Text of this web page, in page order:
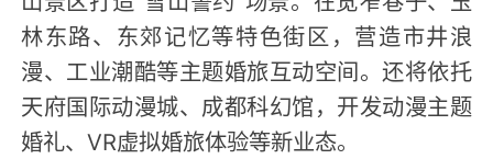
林东路、东郊记忆等特色街区，营造市井浪
漫、工业潮酷等主题婚旅互动空间。还将依托
天府国际动漫城、成都科幻馆，开发动漫主题
婚礼、VR虚拟婚旅体验等新业态。